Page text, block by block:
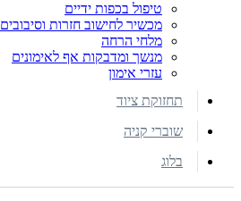
טיפול בכפות ידיים
מכשיר לחישוב חזרות וסיבובים
מלחי הרחה
מנשך ומדבקות אף לאימונים
עזרי אימון
תחזוקת ציוד
שוברי קניה
בלוג